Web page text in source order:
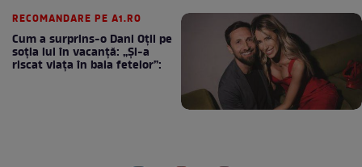
RECOMANDARE PE A1.RO
Cum a surprins-o Dani Oțil pe
soția lui în vacanță: „Și-a
riscat viața în baia fetelor”: